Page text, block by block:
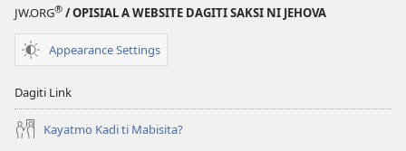
JW.ORG® / OPISIAL A WEBSITE DAGITI SAKSI NI JEHOVA
Appearance Settings
Dagiti Link
Kayatmo Kadi ti Mabisita?